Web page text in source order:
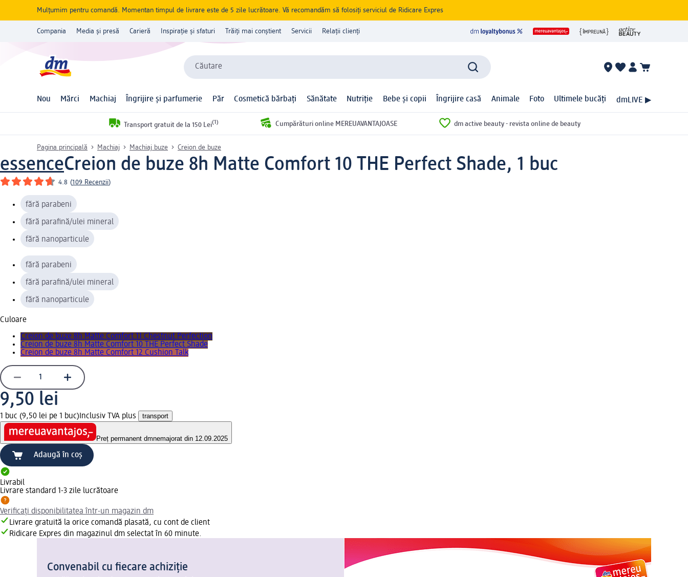
Mulțumim pentru comandă. Momentan timpul de livrare este de 5 zile lucrătoare. Vă recomandăm să folosiți serviciul de Ridicare Expres
Compania Media și presă Carieră Inspirație și sfaturi Trăiți mai conștient Servicii Relații clienți
Căutare
Nou Mărci Machiaj Îngrijire și parfumerie Păr Cosmetică bărbați Sănătate Nutriție Bebe și copii Îngrijire casă Animale Foto Ultimele bucăți dmLIVE ▶
Transport gratuit de la 150 Lei(1) Cumpărături online MEREUAVANTAJOASE dm active beauty - revista online de beauty
Pagina principală Machiaj Machiaj buze Creion de buze
essenceCreion de buze 8h Matte Comfort 10 THE Perfect Shade, 1 buc
4.8 (109 Recenzii)
fără parabeni
fără parafină/ulei mineral
fără nanoparticule
fără parabeni
fără parafină/ulei mineral
fără nanoparticule
Culoare
Creion de buze 8h Matte Comfort 11 Chestnut Perfection
Creion de buze 8h Matte Comfort 10 THE Perfect Shade
Creion de buze 8h Matte Comfort 12 Cushion Talk
9,50 lei
1 buc (9,50 lei pe 1 buc) Inclusiv TVA plus transport
Preț permanent dmnemajorat din 12.09.2025
Adaugă în coș
Livrabil
Livrare standard 1-3 zile lucrătoare
Verificați disponibilitatea într-un magazin dm
Livrare gratuită la orice comandă plasată, cu cont de client
Ridicare Expres din magazinul dm selectat în 60 minute.
Convenabil cu fiecare achiziție